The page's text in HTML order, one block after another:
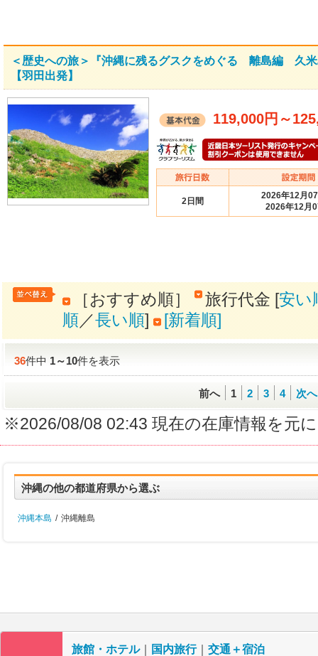
＜歴史への旅＞『沖縄に残るグスクをめぐる 離島編 久米
【羽田出発】
119,000円 ～
2日間
2026年12月
2026年12月
［おすすめ順］ 旅行代金 [安い
順／長い順] [新着順]
36件中1～10件を表示
前へ 1 2 3 4 次へ
※2026/08/08 02:43 現在の在庫情報を元
沖縄の他の都道府県から選ぶ
沖縄本島 / 沖縄離島
旅館・ホテル｜ 国内旅行｜ 交通＋宿泊